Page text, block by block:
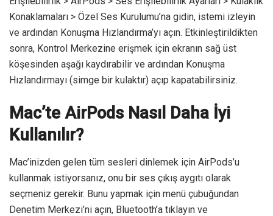
Konaklamaları > Özel Ses Kurulumu’na gidin, istemi izleyin
ve ardından Konuşma Hızlandırma’yı açın. Etkinleştirildikten
sonra, Kontrol Merkezine erişmek için ekranın sağ üst
köşesinden aşağı kaydırabilir ve ardından Konuşma
Hızlandırmayı (simge bir kulaktır) açıp kapatabilirsiniz.
Mac’te AirPods Nasıl Daha İyi
Kullanılır?
Mac’inizden gelen tüm sesleri dinlemek için AirPods’u
kullanmak istiyorsanız, onu bir ses çıkış aygıtı olarak
seçmeniz gerekir. Bunu yapmak için menü çubuğundan
Denetim Merkezi’ni açın, Bluetooth’a tıklayın ve